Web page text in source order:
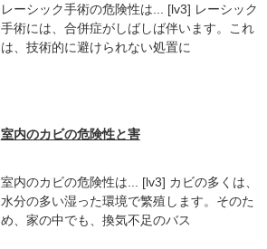
レーシック手術の危険性は... [lv3] レーシック
手術には、合併症がしばしば伴います。これ
は、技術的に避けられない処置に
室内のカビの危険性と害
室内のカビの危険性は... [lv3] カビの多くは、
水分の多い湿った環境で繁殖します。そのた
め、家の中でも、換気不足のバス